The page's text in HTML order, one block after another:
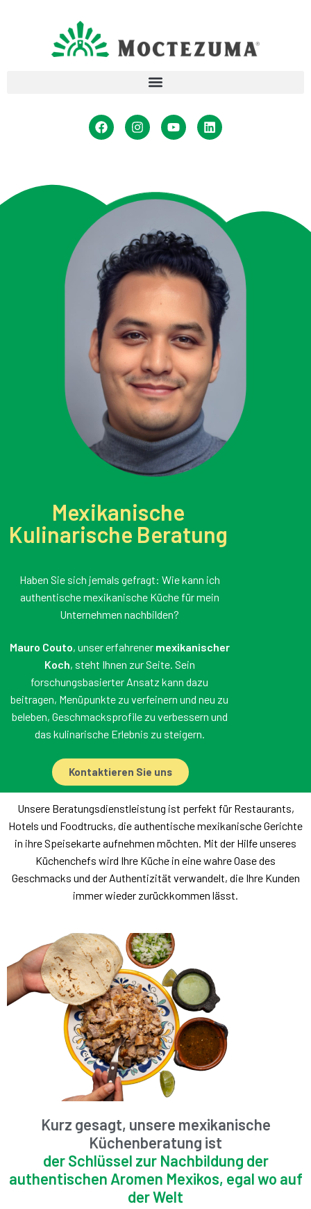
Mexikanische
Kulinarische Beratung
Haben Sie sich jemals gefragt: Wie kann ich
authentische mexikanische Küche für mein
Unternehmen nachbilden?
Mauro Couto, unser erfahrener mexikanischer
Koch, steht Ihnen zur Seite. Sein
forschungsbasierter Ansatz kann dazu
beitragen, Menüpunkte zu verfeinern und neu zu
beleben, Geschmacksprofile zu verbessern und
das kulinarische Erlebnis zu steigern.
Kontaktieren Sie uns
Unsere Beratungsdienstleistung ist perfekt für Restaurants,
Hotels und Foodtrucks, die authentische mexikanische Gerichte
in ihre Speisekarte aufnehmen möchten. Mit der Hilfe unseres
Küchenchefs wird Ihre Küche in eine wahre Oase des
Geschmacks und der Authentizität verwandelt, die Ihre Kunden
immer wieder zurückkommen lässt.
Kurz gesagt, unsere mexikanische
Küchenberatung ist
der Schlüssel zur Nachbildung der
authentischen Aromen Mexikos, egal wo auf
der Welt